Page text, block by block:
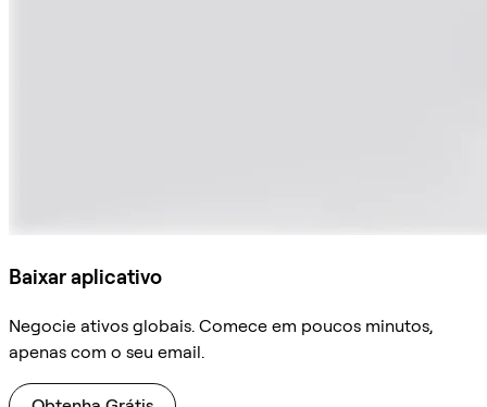
Baixar aplicativo
Negocie ativos globais. Comece em poucos minutos,
apenas com o seu email.